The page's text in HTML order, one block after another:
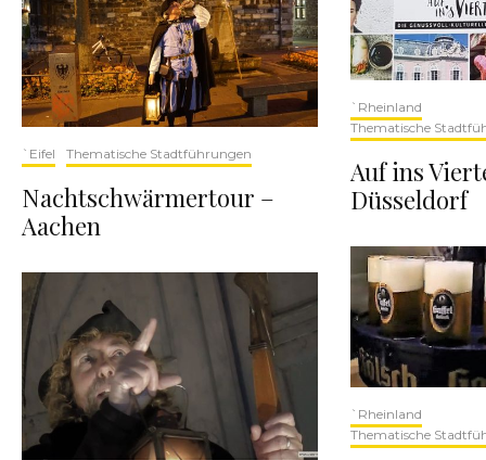
`Eifel Thematische Stadtführungen
Nachtschwärmertour –
Aachen
`Rheinland
Thematische
Auf ins
Düsseldorf
`Rheinland
Thematische